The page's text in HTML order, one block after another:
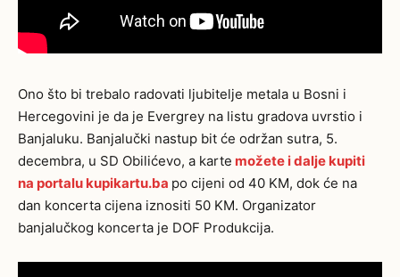
Ono što bi trebalo radovati ljubitelje metala u Bosni i
Hercegovini je da je Evergrey na listu gradova uvrstio i
Banjaluku. Banjalučki nastup bit će održan sutra, 5.
decembra, u SD Obilićevo, a karte možete i dalje kupiti
na portalu kupikartu.ba po cijeni od 40 KM, dok će na
dan koncerta cijena iznositi 50 KM. Organizator
banjalučkog koncerta je DOF Produkcija.